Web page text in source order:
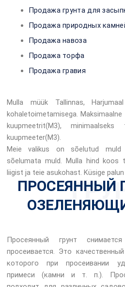
Продажа грунта для
Продажа природных
Продажа навоза
Продажа торфа
Продажа гравия
Mulla müük Tallinnas,
kohaletoimetamisega.
kuupmeetrit(M3),
kuupmeeter(M3).
Meie valikus on sõelutud muld
sõelumata muld. Mulla hind koos
liigist ja teie asukohast. Küsige
ПРОСЕЯННЫЙ
Просеянный грунт
просеивается. Это
которого при просеивании
примеси (камни и т. п.).